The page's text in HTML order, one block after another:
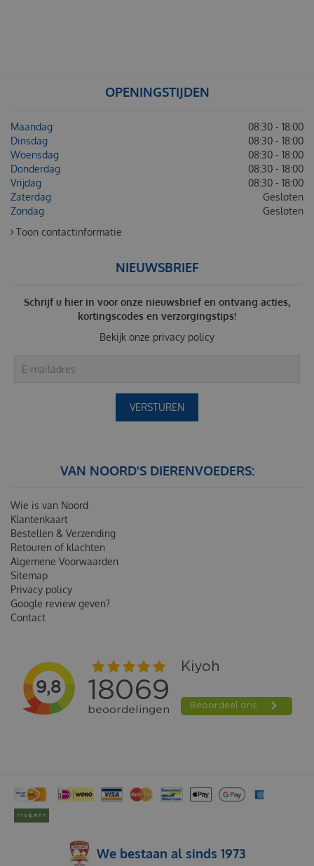
OPENINGSTIJDEN
Maandag
08:30 - 18:00
Dinsdag
08:30 - 18:00
Woensdag
08:30 - 18:00
Donderdag
08:30 - 18:00
Vrijdag
08:30 - 18:00
Zaterdag
Gesloten
Zondag
Gesloten
Toon contactinformatie
NIEUWSBRIEF
Schrijf u hier in voor onze nieuwsbrief en ontvang acties,
kortingscodes en verzorgingstips!
Bekijk onze privacy policy
VAN NOORD'S DIERENVOEDERS:
Wie is van Noord
Klantenkaart
Bestellen & Verzending
Retouren of klachten
Algemene Voorwaarden
Sitemap
Privacy policy
Google review geven?
Contact
We bestaan al sinds 1973